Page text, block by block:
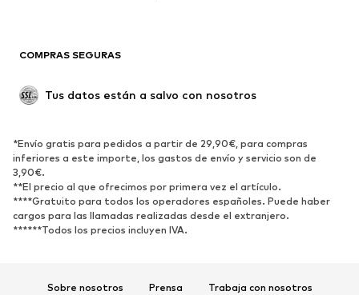
Nuevo
Tendencia
Zapatos bajos
Zapatos deportivos
Zapatos abiertos
DEPORTE
Ropa deportiva
Disciplinas deportivas
Complementos deportivos
COMPRAS SEGURAS
Tus datos están a salvo con nosotros
*Envío gratis para pedidos a partir de 29,90€, para compras
inferiores a este importe, los gastos de envío y servicio son de
3,90€.
**El precio al que ofrecimos por primera vez el artículo.
****Gratuito para todos los operadores españoles. Puede haber
cargos para las llamadas realizadas desde el extranjero.
******Todos los precios incluyen IVA.
Sobre nosotros Prensa
Trabaja con nosotros